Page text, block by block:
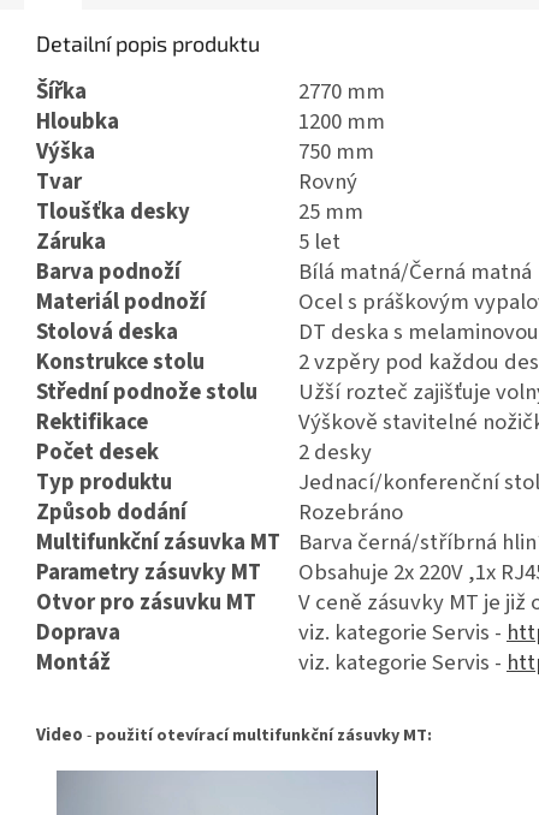
Detailní popis produktu
Šířka
2770 mm
Hloubka
1200 mm
Výška
750 mm
Tvar
Rovný
Tloušťka desky
25 mm
Záruka
5 let
Barva podnoží
Bílá matná/Černá matná
Materiál podnoží
Ocel s práškovým
Stolová deska
DT deska s
Konstrukce stolu
2 vzpěry pod každou
Střední podnože stolu
Užší rozteč zajišťuje
Rektifikace
Výškově stavitelné
Počet desek
2 desky
Typ produktu
Jednací/konferenční
Způsob dodání
Rozebráno
Multifunkční zásuvka MT
Barva černá/stříbrná
Parametry zásuvky MT
Obsahuje 2x 220V ,1x
Otvor pro zásuvku MT
V ceně zásuvky MT je
Doprava
viz. kategorie Servis -
Montáž
viz. kategorie Servis -
Video - použití otevírací multifunkční zásuvky MT: